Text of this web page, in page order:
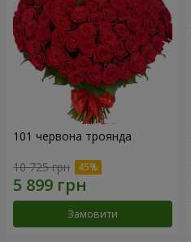
101 червона троянда
10 725 грн
Замовити